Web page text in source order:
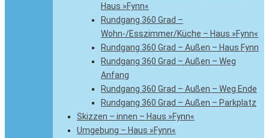
Haus »Fynn«
Rundgang 360 Grad –
Wohn-/Esszimmer/Küche – Haus »Fynn«
Rundgang 360 Grad – Außen – Haus Fynn
Rundgang 360 Grad – Außen – Weg
Anfang
Rundgang 360 Grad – Außen – Weg Ende
Rundgang 360 Grad – Außen – Parkplatz
Skizzen – innen – Haus »Fynn«
Umgebung – Haus »Fynn«